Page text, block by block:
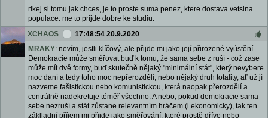
rikej si tomu jak chces, je to proste suma penez, ktere dostava vetsina
populace. me to prijde dobre ke studiu.
XCHAOS
17:48:54 20.9.2020
MRAKY: nevím, jestli klíčový, ale přijde mi jako její přirozené vyústění.
Demokracie může směřovat buď k tomu, že sama sebe z ruší - což zase
může mít dvě formy, buď skutečně nějaký "minimální stát", který nevybere
moc daní a tedy toho moc nepřerozdělí, nebo nějaký druh totality, ať už jí
nazveme fašistickou nebo komunistickou, která naopak přerozdělí a
centrálně nadekretuje téměř všechno. A nebo, pokud demokracie sama
sebe nezruší a stát zůstane relevantním hráčem (i ekonomicky), tak ten
záklladní příjem mi přijde jako směřování, které prostě dříve nebo